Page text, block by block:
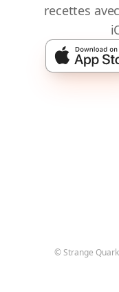
recettes
© Strange Quark